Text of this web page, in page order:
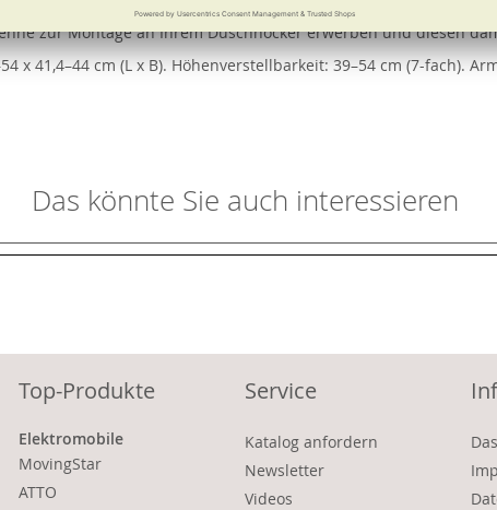
zur Montage an Ihrem Duschhocker erwerben und diesen
x 41,4–44 cm (L x B). Höhenverstellbarkeit: 39–54 cm (7-fach).
Das könnte Sie auch interessieren
Top-Produkte
Elektromobile
MovingStar
ATTO
Service
Katalog anfordern
Newsletter
Videos